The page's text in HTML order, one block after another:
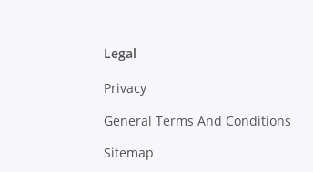
Legal
Privacy
General Terms And Conditions
Sitemap